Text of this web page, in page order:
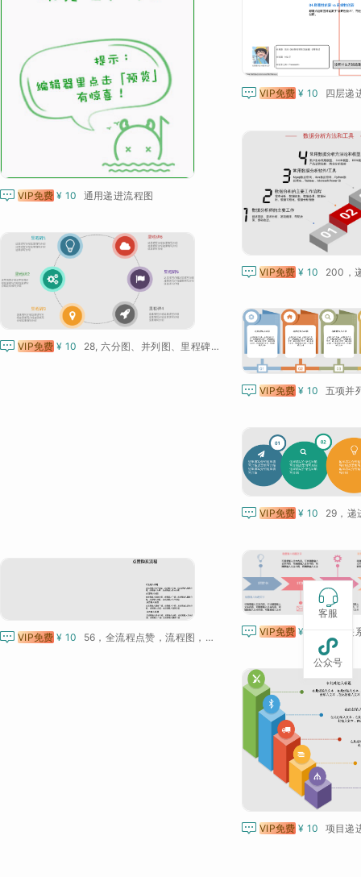
 VIP免费 ¥ 10
 VIP免费 ¥ 10 通用递进流程图
 VIP免费 ¥ 10
 VIP免费 ¥ 10 28, 六分图、并列图、里程碑、循环关系图、递进关系图
 VIP免费 ¥ 10 五项并
 VIP免费 ¥ 10
 VIP免费 ¥ 10 递进关
 VIP免费 ¥ 10 56，全流程点赞，流程图，递进关系图，点赞并列关系/合作关系,，点赞流程图
 VIP免费 ¥ 10 项目递

客服

公众号